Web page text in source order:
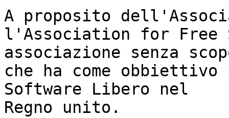
A proposito
l'Association for Free
associazione senza
che ha come
Software Libero nel
Regno unito.